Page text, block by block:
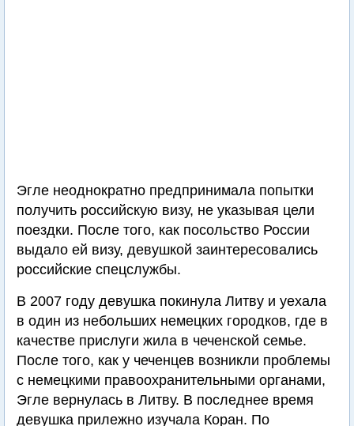
Эгле неоднократно предпринимала попытки
получить российскую визу, не указывая цели
поездки. После того, как посольство России
выдало ей визу, девушкой заинтересовались
российские спецслужбы.
В 2007 году девушка покинула Литву и уехала
в один из небольших немецких городков, где в
качестве прислуги жила в чеченской семье.
После того, как у чеченцев возникли проблемы
с немецкими правоохранительными органами,
Эгле вернулась в Литву. В последнее время
девушка прилежно изучала Коран. По